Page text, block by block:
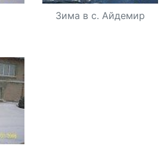
Зима в с. Айдемир